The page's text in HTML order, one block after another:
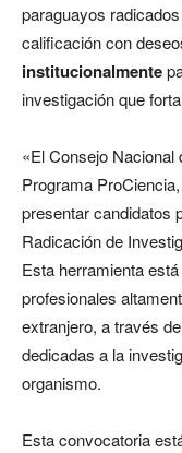
paraguayos
calificación con
institucionalmente
investigación que
«El Consejo
Programa
presentar candidatos
Radicación de
Esta herramienta
profesionales
extranjero, a través
dedicadas a la
organismo.
Esta convocatoria